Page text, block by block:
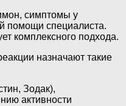
симптомы у
помощи специалиста.
комплексного подхода.
назначают такие
Зодак),
активности